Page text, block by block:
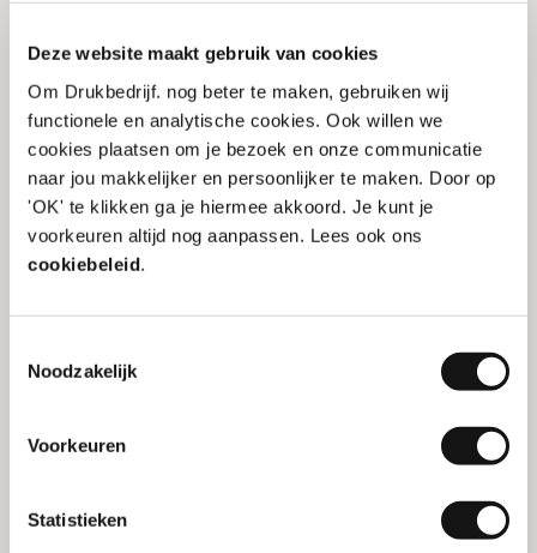
Deze website maakt gebruik van cookies
Om Drukbedrijf. nog beter te maken, gebruiken wij
functionele en analytische cookies. Ook willen we
cookies plaatsen om je bezoek en onze communicatie
naar jou makkelijker en persoonlijker te maken. Door op
'OK' te klikken ga je hiermee akkoord. Je kunt je
voorkeuren altijd nog aanpassen. Lees ook ons
cookiebeleid.
Noodzakelijk
Voorkeuren
Statistieken
Auto als rijdende reclame:
Het plakken van
zonder vergunning. Dit maakt je voertuig een
rijdende reclamecampagne. Let er op dat je de